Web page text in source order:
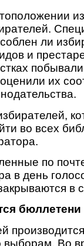
ли
и
их
во всех
по
в день
в
бюллетени
выборам. Во